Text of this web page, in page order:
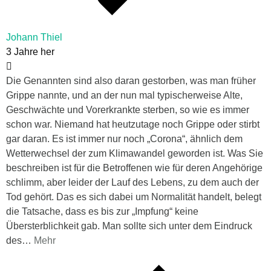
Johann Thiel
3 Jahre her
Die Genannten sind also daran gestorben, was man früher
Grippe nannte, und an der nun mal typischerweise Alte,
Geschwächte und Vorerkrankte sterben, so wie es immer
schon war. Niemand hat heutzutage noch Grippe oder stirbt
gar daran. Es ist immer nur noch „Corona“, ähnlich dem
Wetterwechsel der zum Klimawandel geworden ist. Was Sie
beschreiben ist für die Betroffenen wie für deren Angehörige
schlimm, aber leider der Lauf des Lebens, zu dem auch der
Tod gehört. Das es sich dabei um Normalität handelt, belegt
die Tatsache, dass es bis zur „Impfung“ keine
Übersterblichkeit gab. Man sollte sich unter dem Eindruck
des… Mehr